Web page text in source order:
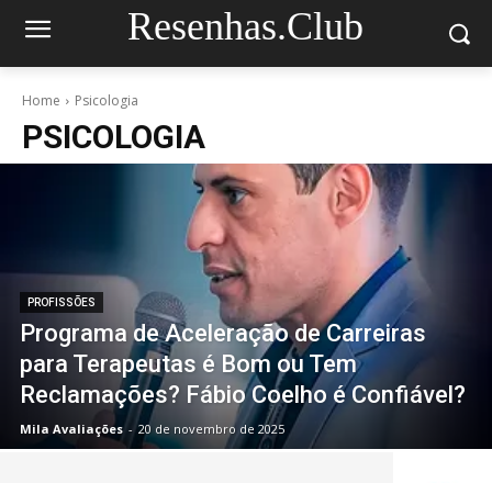
Resenhas.Club
Home Psicologia
PSICOLOGIA
PROFISSÕES
Programa de Aceleração de Carreiras
para Terapeutas é Bom ou Tem
Reclamações? Fábio Coelho é Confiável?
Mila Avaliações - 20 de novembro de 2025